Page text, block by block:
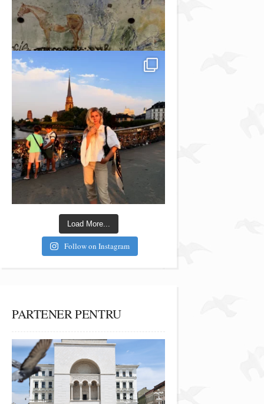
Load More...
Follow on Instagram
PARTENER PENTRU